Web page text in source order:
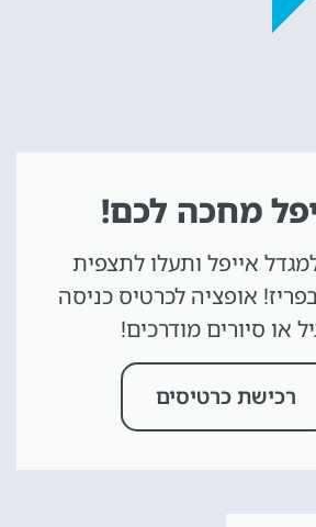
מחכה לכם!
אייפל ותעלו לתצפית
אופציה לכרטיס כניסה
או סיורים מודרכים!
רכישת כרטיסים